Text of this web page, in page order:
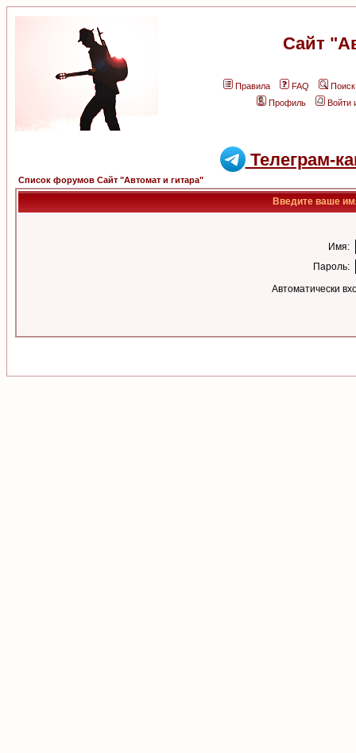
Сайт
Правила FAQ
Поиск
Профиль
Войти
Телеграм-
Список форумов Сайт "Автомат и гитара"
Введите ваше
Имя:
Пароль:
Автоматически